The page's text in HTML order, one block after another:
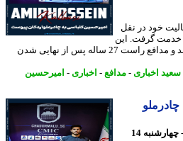
خود در نقل
گرفت. این
انتقال با نظر سعید اخباری انجام شد و مدافع راست 27 ساله پس از نهایی شدن
اخباری- مدافع- اخباری- امیرحسین
3 روز پیش - چهارشنبه 14